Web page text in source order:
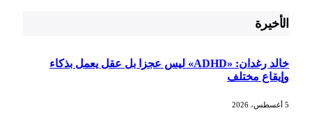
الأخيرة
خالد رغدان: «ADHD» ليس عجزا بل عقل يعمل بذكاء
وإيقاع مختلف